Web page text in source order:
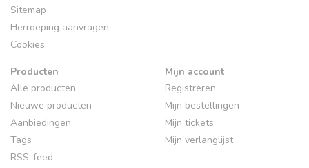
Sitemap
Herroeping aanvragen
Cookies
Producten
Alle producten
Nieuwe producten
Aanbiedingen
Tags
RSS-feed
Mijn account
Registreren
Mijn bestellingen
Mijn tickets
Mijn verlanglijst